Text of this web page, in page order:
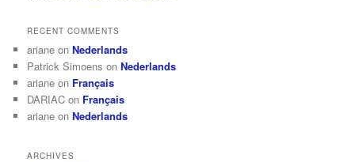
RECENT COMMENTS
ariane onNederlands
Patrick Simoens onNederlands
ariane on Français
DARIAC on Français
ariane onNederlands
ARCHIVES